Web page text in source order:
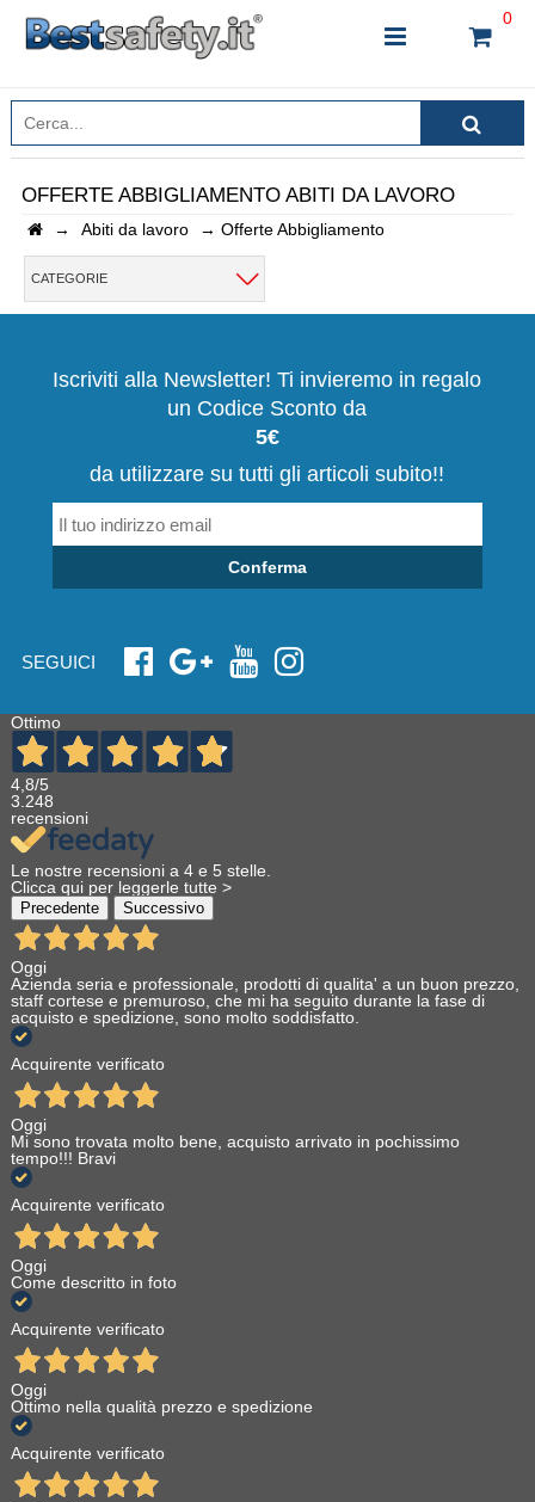
0
INSERISCI IL NOME DEL PRODOTTO CHE STAI
CERCANDO
CHIUDI RICERCA
OFFERTE ABBIGLIAMENTO ABITI DA LAVORO
→ Abiti da lavoro → Offerte Abbigliamento
CATEGORIE
Iscriviti alla Newsletter! Ti invieremo in regalo
un Codice Sconto da
5€
da utilizzare su tutti gli articoli subito!!
Conferma
SEGUICI
Ottimo
4,8/5
3.248
recensioni
Le nostre recensioni a 4 e 5 stelle.
Clicca qui per leggerle tutte >
Precedente Successivo
Oggi
Azienda seria e professionale, prodotti di qualita' a un buon prezzo,
staff cortese e premuroso, che mi ha seguito durante la fase di
acquisto e spedizione, sono molto soddisfatto.
Acquirente verificato
Oggi
Mi sono trovata molto bene, acquisto arrivato in pochissimo
tempo!!! Bravi
Acquirente verificato
Oggi
Come descritto in foto
Acquirente verificato
Oggi
Ottimo nella qualità prezzo e spedizione
Acquirente verificato